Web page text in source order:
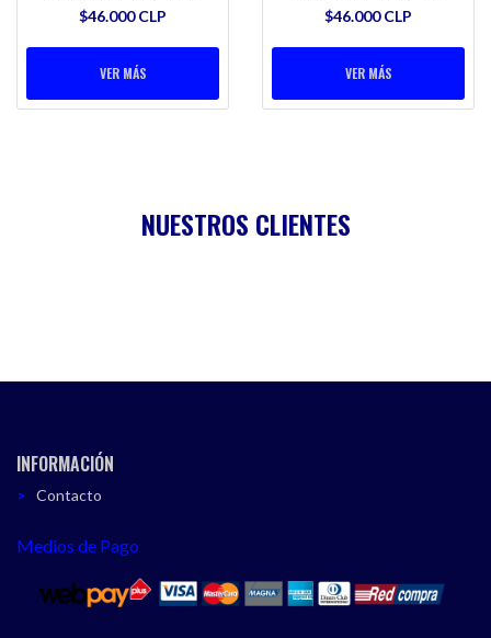
$46.000 CLP
VER MÁS
$46.000 CLP
VER MÁS
NUESTROS CLIENTES
INFORMACIÓN
Contacto
Medios de Pago